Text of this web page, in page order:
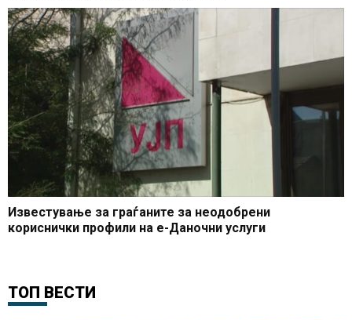
Известување за граѓаните за неодобрени
кориснички профили на е-Даночни услуги
ТОП ВЕСТИ